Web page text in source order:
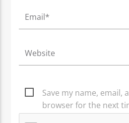
Save my name, email,
browser for the next